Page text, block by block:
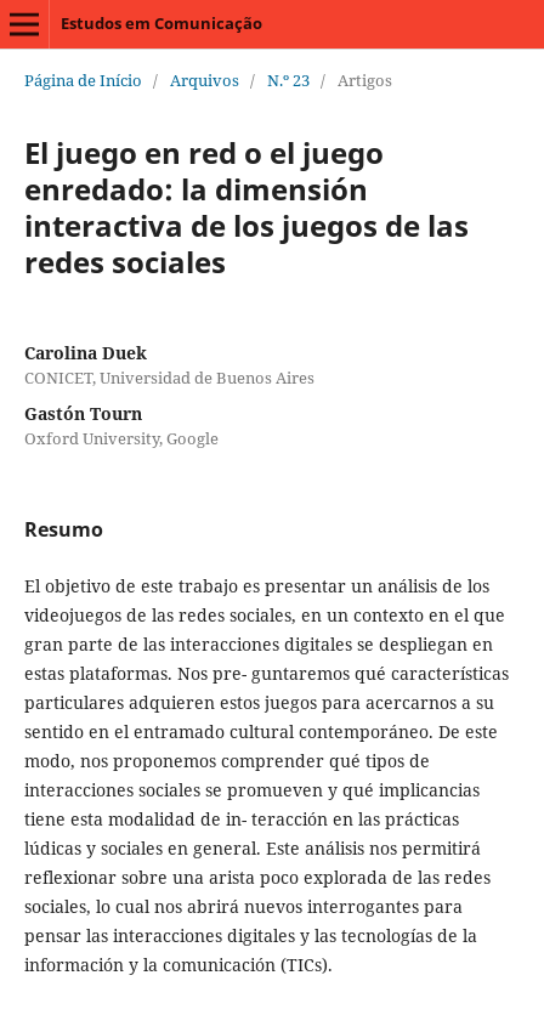
Estudos em Comunicação
Página de Início / Arquivos / N.º 23 / Artigos
El juego en red o el juego
enredado: la dimensión
interactiva de los juegos de las
redes sociales
Carolina Duek
CONICET, Universidad de Buenos Aires
Gastón Tourn
Oxford University, Google
Resumo
El objetivo de este trabajo es presentar un análisis de los
videojuegos de las redes sociales, en un contexto en el que
gran parte de las interacciones digitales se despliegan en
estas plataformas. Nos pre- guntaremos qué características
particulares adquieren estos juegos para acercarnos a su
sentido en el entramado cultural contemporáneo. De este
modo, nos proponemos comprender qué tipos de
interacciones sociales se promueven y qué implicancias
tiene esta modalidad de in- teracción en las prácticas
lúdicas y sociales en general. Este análisis nos permitirá
reflexionar sobre una arista poco explorada de las redes
sociales, lo cual nos abrirá nuevos interrogantes para
pensar las interacciones digitales y las tecnologías de la
información y la comunicación (TICs).